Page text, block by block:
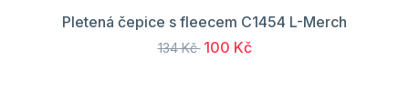
Pletená čepice s fleecem C1454 L-Merch
134 Kč 100 Kč